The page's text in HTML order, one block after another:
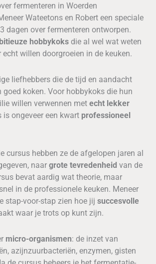
fermenteren in Woerden
Wateetons en Robert een speciale
dagen over fermenteren ontworpen.
hobbykoks die al wel wat weten
echt willen doorgroeien in de keuken.
liefhebbers die de tijd en aandacht
goed koken. Voor hobbykoks die hun
willen verwennen met echt lekker
is ongeveer een kwart professioneel
cursus hebben ze de afgelopen jaren al
naar grote tevredenheid van de
bevat aardig wat theorie, maar
in de professionele keuken. Meneer
stap-voor-stap zien hoe jij succesvolle
waar je trots op kunt zijn.
micro-organismen: de inzet van
azijnzuurbacteriën, enzymen, gisten